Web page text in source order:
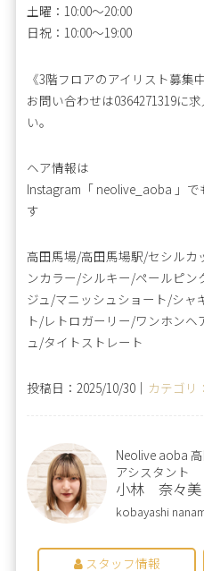
土曜：10:00～20:00
日祝：10:00～19:00
《3階フロアのアイリスト募集
お問い合わせは0364271319に
い。
ヘア情報は
Instagram「 neolive_aoba 」
す
高田馬場/高田馬場駅/セシルカ
ンカラー/シルキー/ペールピ
ジュ/マニッシュショート/シャ
ト/レトロガーリー/ワンホン
ュ/タイトストレート
投稿日：2025/10/30｜ カテゴリ
Neolive aoba
アシスタント
小林 奈々美
kobayashi
スタッフ情報